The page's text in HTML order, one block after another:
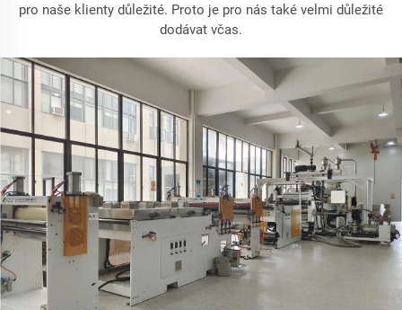
pro naše klienty důležité. Proto je pro nás také velmi důležité
dodávat včas.